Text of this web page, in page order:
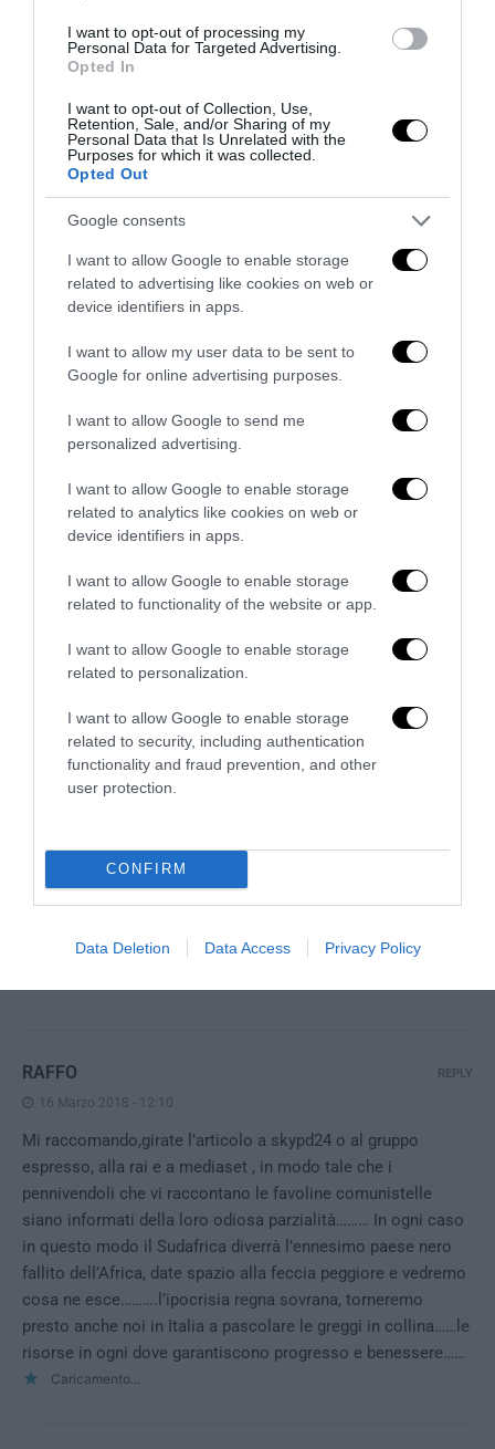
I want to opt-out of processing my
Personal Data for Targeted Advertising.
Opted In
I want to opt-out of Collection, Use,
Retention, Sale, and/or Sharing of my
Personal Data that Is Unrelated with the
Purposes for which it was collected.
Opted Out
Google consents
I want to allow Google to enable storage
related to advertising like cookies on web or
device identifiers in apps.
I want to allow my user data to be sent to
Google for online advertising purposes.
I want to allow Google to send me
personalized advertising.
I want to allow Google to enable storage
related to analytics like cookies on web or
device identifiers in apps.
I want to allow Google to enable storage
related to functionality of the website or app.
I want to allow Google to enable storage
related to personalization.
I want to allow Google to enable storage
related to security, including authentication
functionality and fraud prevention, and other
user protection.
CONFIRM
Data Deletion Data Access Privacy Policy
La Camera boccia il patentino antifascista per parlare a
Montecitorio: palo clamoroso del Pd
6 COMMENTS
16 Marzo 2018 - 12:01
Vi aspettate umanità e rispetto dai cannibali?. Quelli non
hanno rispetto per nulla e per nessuno… Quando non ci
saranno più bianchi potranno liberamente eseguire la danza
cellulare di ultimissima generazione & quant’ altro…..
Caricamento...
19 Luglio 2018 - 8:52
Io ci sono stato nel 2009, è tutto allo sfascio, mai da
Nuova Zelanda, al diavolo la terra!
RAFFO
16 Marzo 2018 - 12:10
Mi raccomando,girate l’articolo a skypd24 o al gruppo
espresso, alla rai e a mediaset , in modo tale che i
pennivendoli che vi raccontano le favoline comunistelle
siano informati della loro odiosa parzialità……… In ogni caso
in questo modo il Sudafrica diverrà l’ennesimo paese nero
fallito dell’Africa, date spazio alla feccia peggiore e vedremo
cosa ne esce……….l’ipocrisia regna sovrana, torneremo
presto anche noi in Italia a pascolare le greggi in collina……le
risorse in ogni dove garantiscono progresso e benessere……
Caricamento...
REPLY